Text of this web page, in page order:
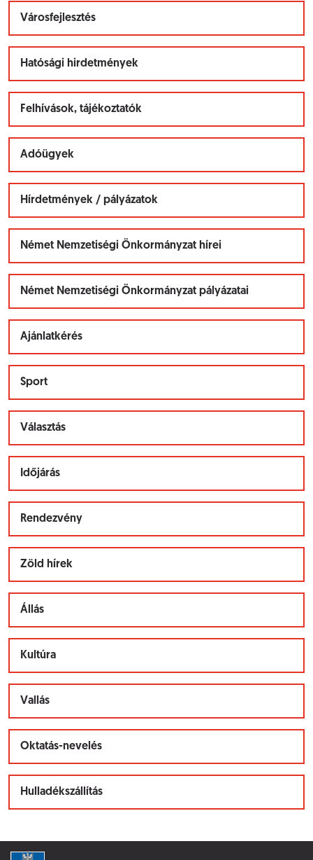
Városfejlesztés
Hatósági hirdetmények
Felhívások, tájékoztatók
Adóügyek
Hírdetmények / pályázatok
Német Nemzetiségi Önkormányzat hírei
Német Nemzetiségi Önkormányzat pályázatai
Ajánlatkérés
Sport
Választás
Időjárás
Rendezvény
Zöld hírek
Állás
Kultúra
Vallás
Oktatás-nevelés
Hulladékszállítás